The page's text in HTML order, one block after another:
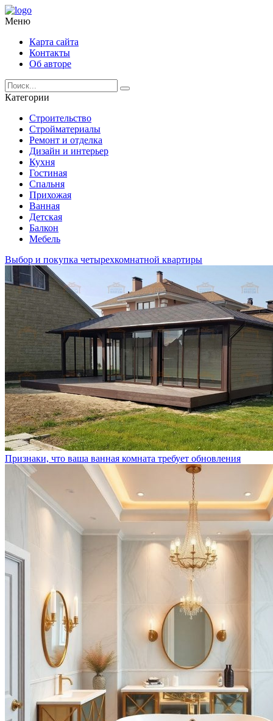
Меню
Карта сайта
Контакты
Об авторе
Категории
Строительство
Стройматериалы
Ремонт и отделка
Дизайн и интерьер
Кухня
Гостиная
Спальня
Прихожая
Ванная
Детская
Балкон
Мебель
Выбор и покупка четырехкомнатной квартиры
Признаки, что ваша ванная комната требует обновления